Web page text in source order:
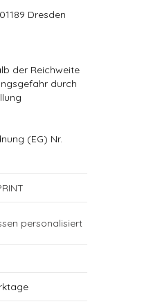
Dresden
der Reichweite
durch
(EG) Nr.
personalisiert